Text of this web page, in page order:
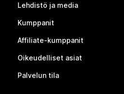
Lehdistö ja media
Kumppanit
Affiliate-kumppanit
Oikeudelliset asiat
Palvelun tila